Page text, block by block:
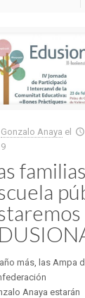
Gonzalo Anaya el
más, las Ampa
Anaya estarán